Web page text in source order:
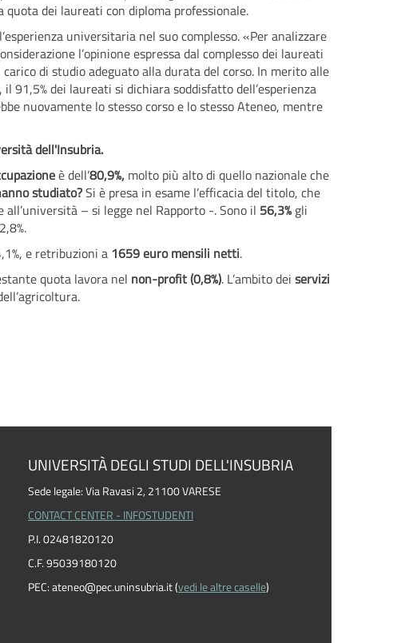
dei laureati con diploma professionale.
universitaria nel suo complesso. «Per analizzare
l’opinione espressa dal complesso dei laureati
di studio adeguato alla durata del corso. In merito alle
91,5% dei laureati si dichiara soddisfatto dell’esperienza
nuovamente lo stesso corso e lo stesso Ateneo, mentre
dell'Insubria.
è dell’80,9%, molto più alto di quello nazionale che
studiato?Si è presa in esame l’efficacia del titolo, che
– si legge nel Rapporto -. Sono il 56,3%gli
e retribuzioni a 1659 euro mensili netti.
quota lavora nel non-profit (0,8%). L’ambito dei servizi
UNIVERSITÀ DEGLI STUDI DELL'INSUBRIA
Sede legale: Via Ravasi 2, 21100 VARESE
CONTACT CENTER - INFOSTUDENTI
P.I. 02481820120
C.F. 95039180120
PEC: ateneo@pec.uninsubria.it (vedi le altre caselle)